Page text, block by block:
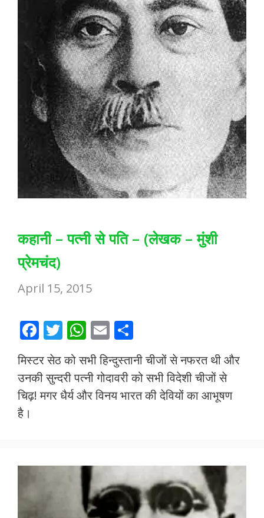
कहानी – पत्‍नी से पति – (लेखक – मुंशी
प्रेमचंद)
April 15, 2015
F
ac
e
b
o
T
w
itt
er
W
h
at
s
A
E
ai
l
h
ar
e
मिस्टर सेठ को सभी हिन्दुस्तानी चीजों से नफरत थी और
उनकी सुन्दरी पत्नी गोदावरी को सभी विदेशी चीजों से
चिढ़! मगर धैर्य और विनय भारत की देवियों का आभूषण
है।